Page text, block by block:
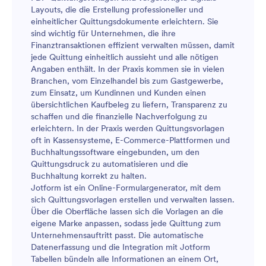
Layouts, die die Erstellung professioneller und
einheitlicher Quittungsdokumente erleichtern. Sie
sind wichtig für Unternehmen, die ihre
Finanztransaktionen effizient verwalten müssen, damit
jede Quittung einheitlich aussieht und alle nötigen
Angaben enthält. In der Praxis kommen sie in vielen
Branchen, vom Einzelhandel bis zum Gastgewerbe,
zum Einsatz, um Kundinnen und Kunden einen
übersichtlichen Kaufbeleg zu liefern, Transparenz zu
schaffen und die finanzielle Nachverfolgung zu
erleichtern. In der Praxis werden Quittungsvorlagen
oft in Kassensysteme, E-Commerce-Plattformen und
Buchhaltungssoftware eingebunden, um den
Quittungsdruck zu automatisieren und die
Buchhaltung korrekt zu halten.
Jotform ist ein Online-Formulargenerator, mit dem
sich Quittungsvorlagen erstellen und verwalten lassen.
Über die Oberfläche lassen sich die Vorlagen an die
eigene Marke anpassen, sodass jede Quittung zum
Unternehmensauftritt passt. Die automatische
Datenerfassung und die Integration mit Jotform
Tabellen bündeln alle Informationen an einem Ort,